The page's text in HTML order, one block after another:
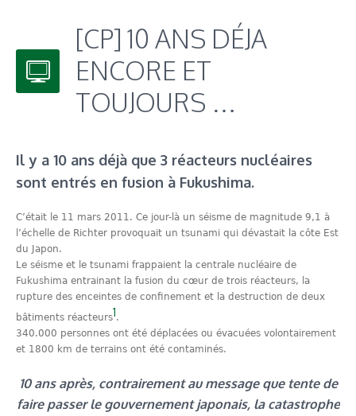
[CP] 10 ANS DÉJA
ENCORE ET
TOUJOURS …
Il y a 10 ans déjà que 3 réacteurs nucléaires
sont entrés en fusion à Fukushima.
C’était le 11 mars 2011. Ce jour-là un séisme de magnitude 9,1 à
l’échelle de Richter provoquait un tsunami qui dévastait la côte Est
du Japon.
Le séisme et le tsunami frappaient la centrale nucléaire de
Fukushima entrainant la fusion du cœur de trois réacteurs, la
rupture des enceintes de confinement et la destruction de deux
bâtiments réacteurs1.
340.000 personnes ont été déplacées ou évacuées volontairement
et 1800 km de terrains ont été contaminés.
10 ans après, contrairement au message que tente de
faire passer le gouvernement japonais, la catastrophe